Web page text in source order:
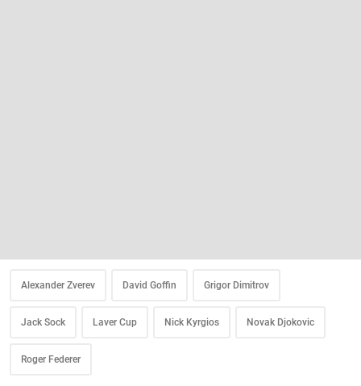
Alexander Zverev David Goffin Grigor Dimitrov
Jack Sock Laver Cup Nick Kyrgios Novak Djokovic
Roger Federer